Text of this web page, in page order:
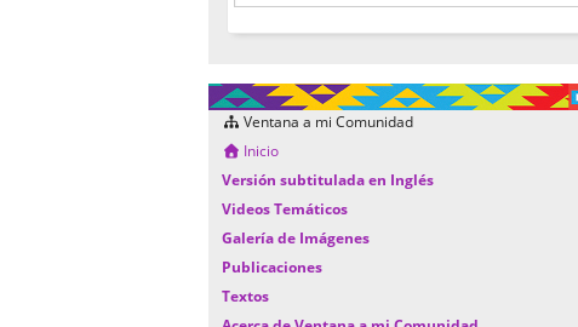
Ventana a mi Comunidad
Inicio
Versión subtitulada en Inglés
Videos Temáticos
Galería de Imágenes
Publicaciones
Textos